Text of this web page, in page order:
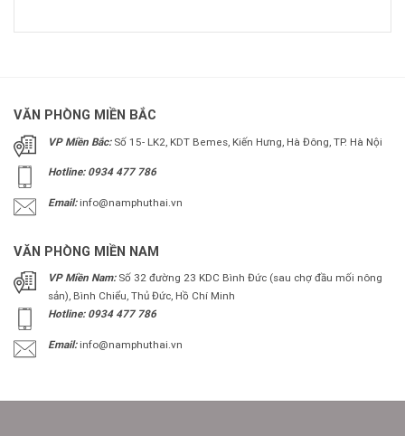
VĂN PHÒNG MIỀN BẮC
VP Miền Bắc:Số 15- LK2, KDT Bemes, Kiến Hưng, Hà Đông, TP. Hà Nội
Hotline: 0934 477 786
Email: info@namphuthai.vn
VĂN PHÒNG MIỀN NAM
VP Miền Nam:Số 32 đường 23 KDC Bình Đức (sau chợ đầu mối nông
sản), Bình Chiểu, Thủ Đức, Hồ Chí Minh
Hotline: 0934 477 786
Email:info@namphuthai.vn